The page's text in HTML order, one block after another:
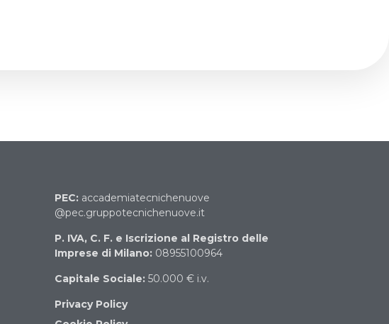
PEC:accademiatecnichenuove
@pec.gruppotecnichenuove.it
P. IVA, C. F. e Iscrizione al Registro delle
Imprese di Milano:08955100964
Capitale Sociale:50.000 € i.v.
Privacy Policy